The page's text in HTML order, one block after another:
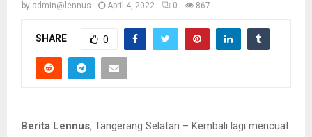
by admin@lennus April 4, 2022 0 867
SHARE 0
Berita Lennus, Tangerang Selatan – Kembali lagi mencuat